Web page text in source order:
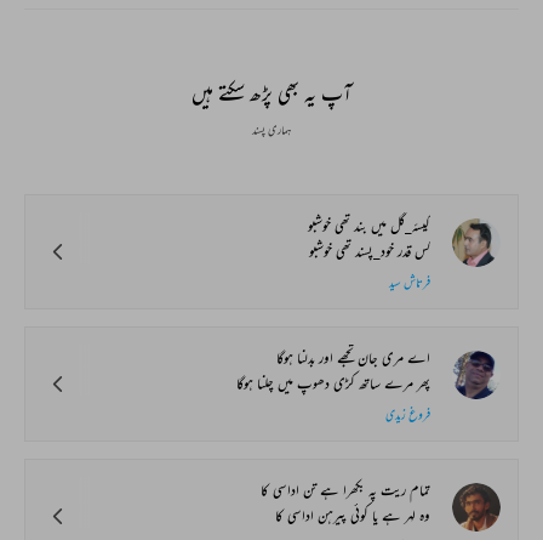
آپ یہ بھی پڑھ سکتے ہیں
ہماری پسند
کیسۂ_گل میں بند تھی خوشبو
کس قدر خود_پسند تھی خوشبو
فرتاش سید
اے مری جان تجھے اور بدلنا ہوگا
پھر مرے ساتھ کڑی دھوپ میں چلنا ہوگا
فروغ زیدی
تمام ریت پہ بکھرا ہے تن اداسی کا
وہ لہر ہے یا کوئی پیرہن اداسی کا